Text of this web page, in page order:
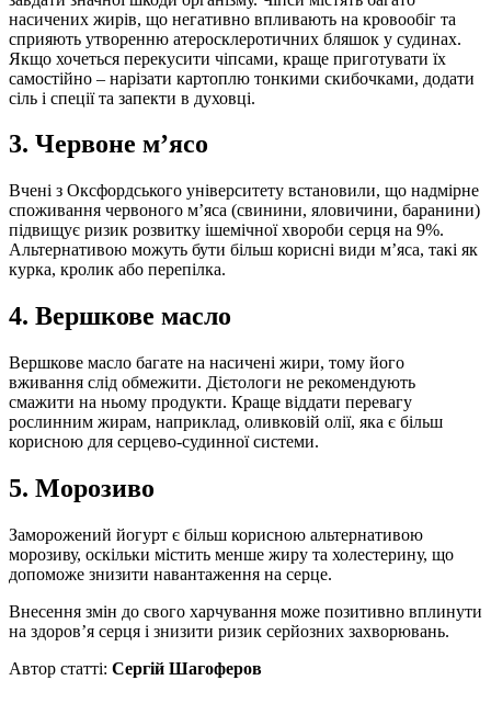
насичених жирів, що негативно впливають на кровообіг та
сприяють утворенню атеросклеротичних бляшок у судинах.
Якщо хочеться перекусити чіпсами, краще приготувати їх
самостійно – нарізати картоплю тонкими скибочками, додати
сіль і спеції та запекти в духовці.
3. Червоне м’ясо
Вчені з Оксфордського університету встановили, що надмірне
споживання червоного м’яса (свинини, яловичини, баранини)
підвищує ризик розвитку ішемічної хвороби серця на 9%.
Альтернативою можуть бути більш корисні види м’яса, такі як
курка, кролик або перепілка.
4. Вершкове масло
Вершкове масло багате на насичені жири, тому його
вживання слід обмежити. Дієтологи не рекомендують
смажити на ньому продукти. Краще віддати перевагу
рослинним жирам, наприклад, оливковій олії, яка є більш
корисною для серцево-судинної системи.
5. Морозиво
Заморожений йогурт є більш корисною альтернативою
морозиву, оскільки містить менше жиру та холестерину, що
допоможе знизити навантаження на серце.
Внесення змін до свого харчування може позитивно вплинути
на здоров’я серця і знизити ризик серйозних захворювань.
Автор статті: Сергій Шагоферов